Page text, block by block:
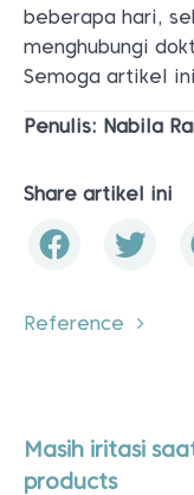
beberapa hari,
menghubungi
Semoga artikel
Penulis: Nabila
Share artikel ini
Reference
Masih iritasi
products